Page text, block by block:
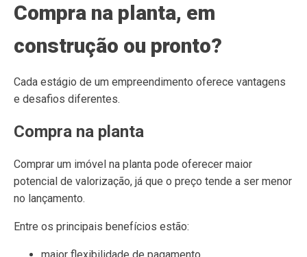
Compra na planta, em
construção ou pronto?
Cada estágio de um empreendimento oferece vantagens
e desafios diferentes.
Compra na planta
Comprar um imóvel na planta pode oferecer maior
potencial de valorização, já que o preço tende a ser menor
no lançamento.
Entre os principais benefícios estão: